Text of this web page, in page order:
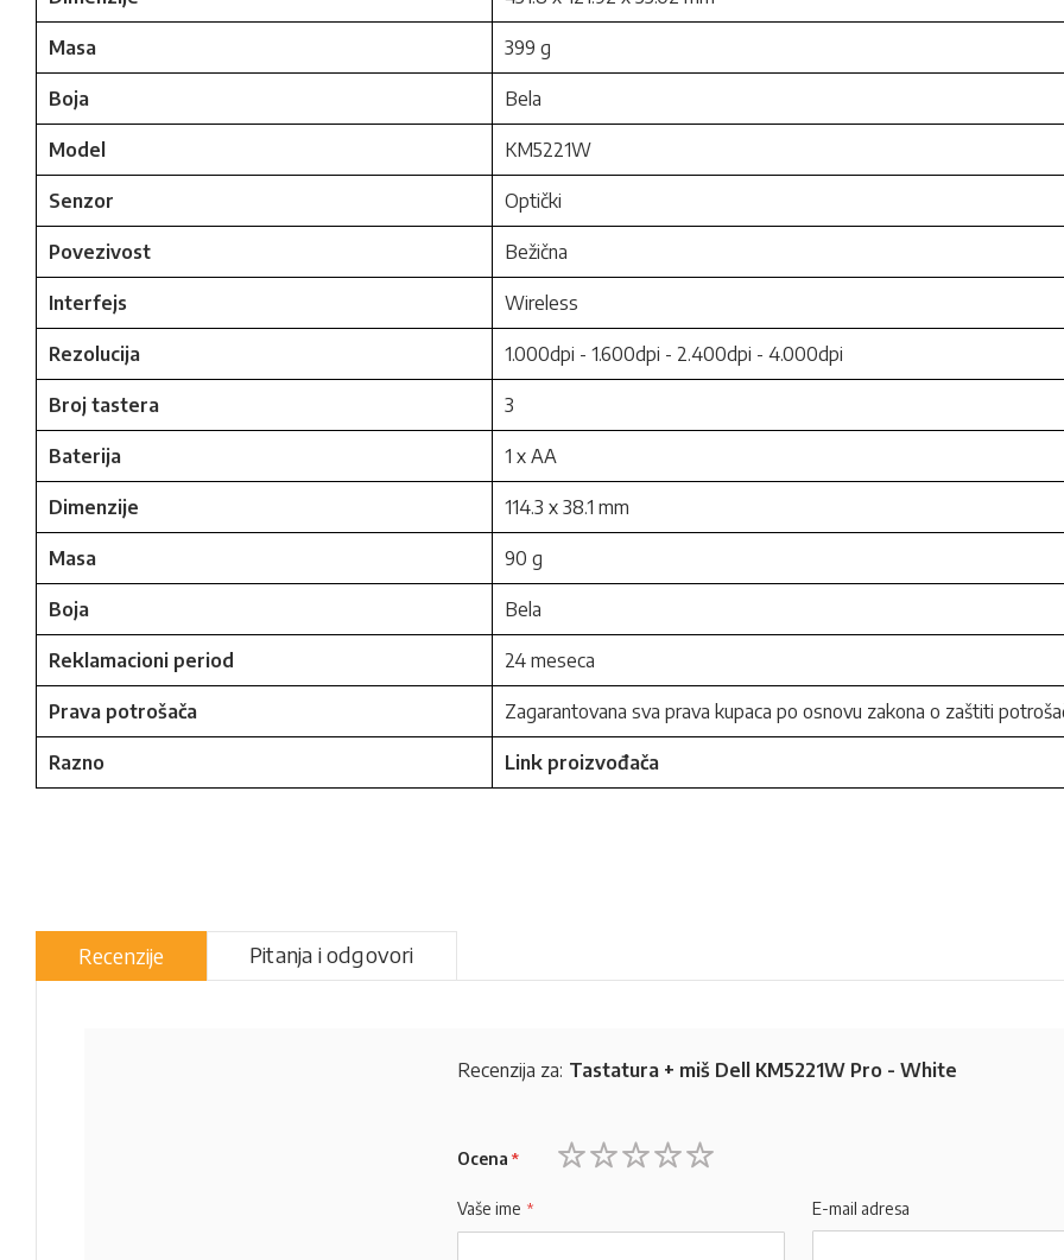
Masa 399 g
Boja Bela
Model KM5221W
Senzor Optički
Povezivost Bežična
Interfejs Wireless
Rezolucija 1.000dpi - 1.600dpi - 2.400dpi - 4.000dpi
Broj tastera 3
Baterija 1 x AA
Dimenzije 114.3 x 38.1 mm
Masa 90 g
Boja Bela
Reklamacioni period 24 meseca
Prava potrošača Zagarantovana sva prava kupaca po osnovu zakona o zaštiti
Razno Link proizvođača
Recenzije Pitanja i odgovori
Recenzija za: Tastatura + miš Dell KM5221W Pro - White
Ocena
Vaše ime E-mail adresa